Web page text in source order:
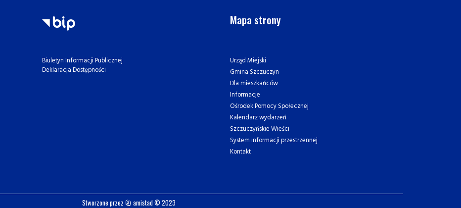
Biuletyn Informacji Publicznej
Deklaracja Dostępności
Mapa strony
Urząd Miejski
Gmina Szczuczyn
Dla mieszkańców
Informacje
Ośrodek Pomocy Społecznej
Kalendarz wydarzeń
Szczuczyńskie Wieści
System informacji przestrzennej
Kontakt
Stworzone przez amistad© 2023